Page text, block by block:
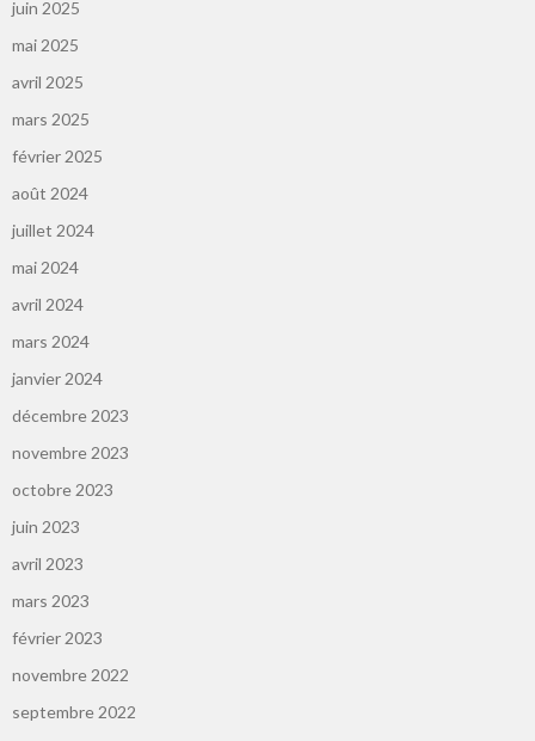
juin 2025
mai 2025
avril 2025
mars 2025
février 2025
août 2024
juillet 2024
mai 2024
avril 2024
mars 2024
janvier 2024
décembre 2023
novembre 2023
octobre 2023
juin 2023
avril 2023
mars 2023
février 2023
novembre 2022
septembre 2022